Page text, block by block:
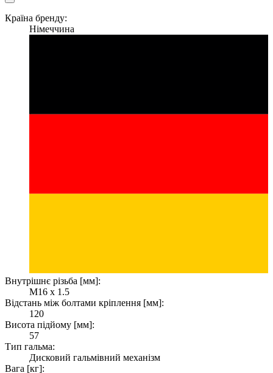
Країна бренду:
Німеччина
Внутрішнє різьба [мм]:
M16 x 1.5
Відстань між болтами кріплення [мм]:
120
Висота підйому [мм]:
57
Тип гальма:
Дисковий гальмівний механізм
Вага [кг]: